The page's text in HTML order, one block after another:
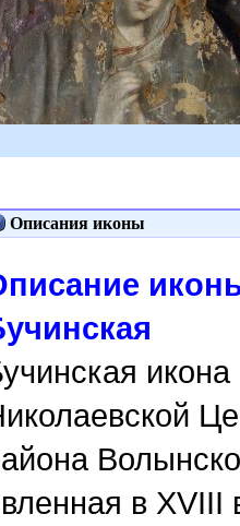
Описания иконы
в XVIII